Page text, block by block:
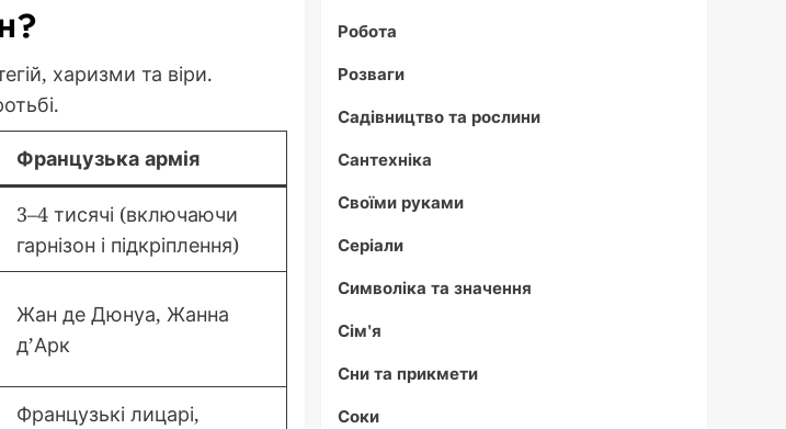
харизми та віри.
Французька армія
3–4 тисячі (включаючи
гарнізон і підкріплення)
Жан де Дюнуа, Жанна
д’Арк
Французькі лицарі,
Робота
Розваги
Садівництво та рослини
Сантехніка
Своїми руками
Серіали
Символіка та значення
Сім'я
Сни та прикмети
Соки